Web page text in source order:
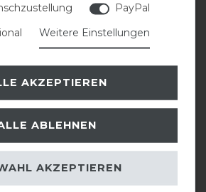
Hexa Front Riser
Memory Sattelpad vorne
PayPal
Weitere Einstellungen
AKZEPTIEREN
ABLEHNEN
AKZEPTIEREN